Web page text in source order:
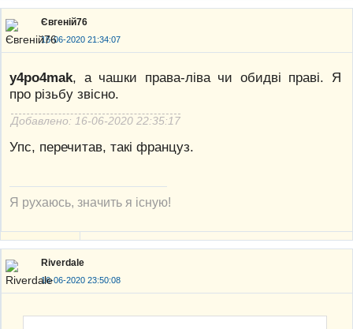
Євгеній76
16-06-2020 21:34:07
y4po4mak, а чашки права-ліва чи обидві праві. Я
про різьбу звісно.
Добавлено: 16-06-2020 22:35:17
Упс, перечитав, такі француз.
Я рухаюсь, значить я існую!
Riverdale
16-06-2020 23:50:08